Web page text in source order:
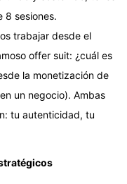
8 sesiones.
trabajar desde el
offer suit: ¿cuál es
la monetización de
un negocio). Ambas
tu autenticidad, tu